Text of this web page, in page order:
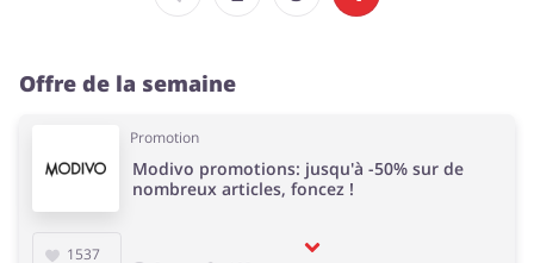
Offre de la semaine
Promotion
1537
Modivo promotions: jusqu'à -50% sur de
nombreux articles, foncez !